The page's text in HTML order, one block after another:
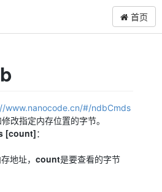
首页
www.nanocode.cn/#/ndbCmds
改指定内存位置的字节。
[count]：
地址，count是要查看的字节